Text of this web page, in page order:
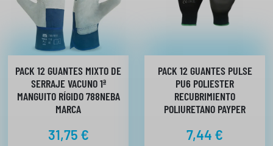
PACK 12 GUANTES MIXTO DE
SERRAJE VACUNO 1ª
MANGUITO RÍGIDO 788NEBA
MARCA
31,75 €
PACK 12 GUANTES PULSE
PU6 POLIESTER
RECUBRIMIENTO
POLIURETANO PAYPER
7,44 €